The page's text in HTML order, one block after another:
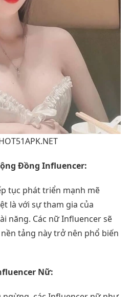
Đồng Influencer:
tục phát triển mạnh mẽ
là với sự tham gia của
năng. Các nữ Influencer sẽ
tảng này trở nên phổ biến
Nữ: